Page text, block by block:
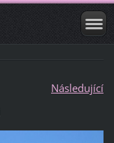
Následující